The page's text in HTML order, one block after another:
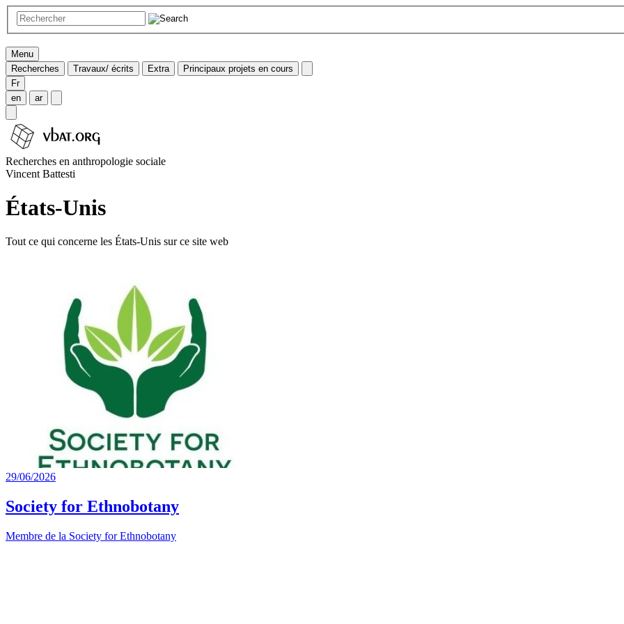
Menu
Recherches
Travaux/ écrits Extra
Principaux projets en cours
Fr
en
ar
Recherches en anthropologie sociale
Vincent Battesti
États-Unis
Tout ce qui concerne les États-Unis sur ce site web
29/06/2026
Society for Ethnobotany
Membre de la Society for Ethnobotany